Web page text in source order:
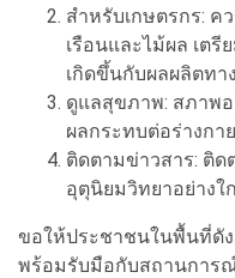
สำหรับเกษตรกร: ค
เรือนและไม้ผล เต
เกิดขึ้นกับผลผลิตทา
ดูแลสุขภาพ: สภาพ
ผลกระทบต่อร่างก
ติดตามข่าวสาร: ติด
อุตุนิยมวิทยาอย่างใ
ขอให้ประชาชนในพื้นที่ดัง
พร้อมรับมือกับสถานการ